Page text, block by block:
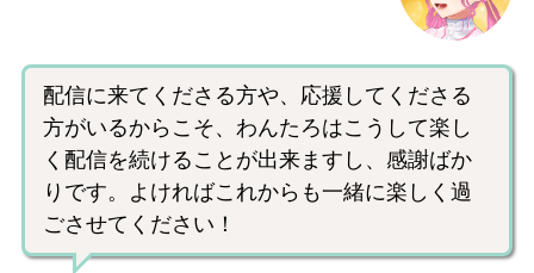
配信に来てくださる方や、応援してくださる
方がいるからこそ、わんたろはこうして楽し
く配信を続けることが出来ますし、感謝ばか
りです。よければこれからも一緒に楽しく過
ごさせてください！